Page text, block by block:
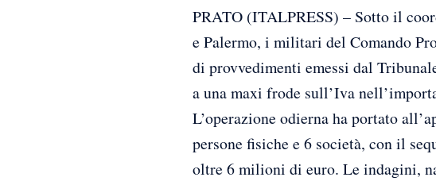
PRATO (ITALPRESS) – Sotto il
e Palermo, i militari del Comando
di provvedimenti emessi dal
a una maxi frode sull’Iva
L’operazione odierna ha portato
persone fisiche e 6 società, con il
oltre 6 milioni di euro. Le indagini,